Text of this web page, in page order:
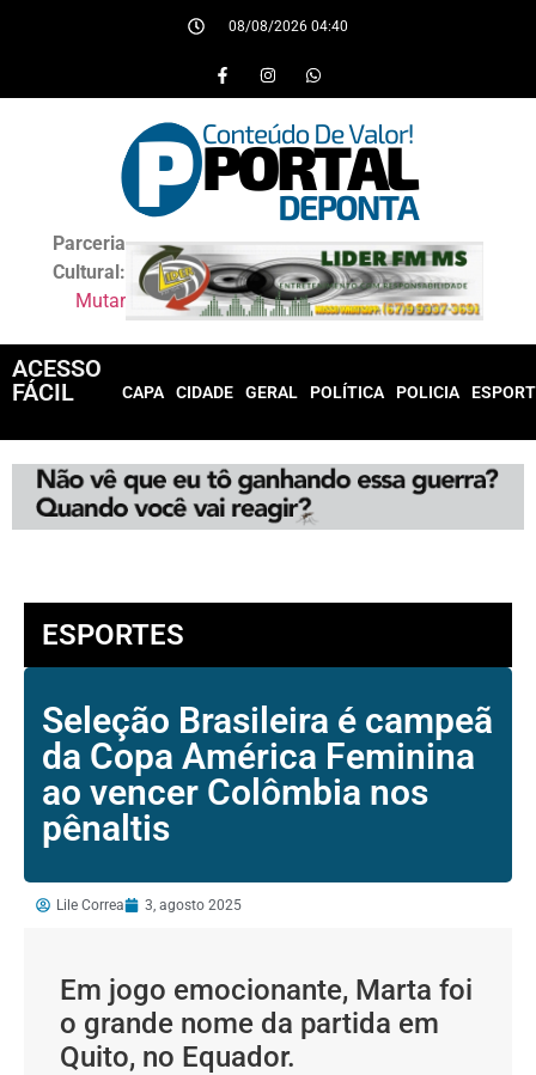
08/08/2026 04:40
Parceria
Cultural:
Mutar
ACESSO
FÁCIL
CAPA CIDADE GERAL POLÍTICA POLICIA
ESPORTES
Seleção Brasileira é campeã
da Copa América Feminina
ao vencer Colômbia nos
pênaltis
Lile Correa 3, agosto 2025
Em jogo emocionante, Marta foi
o grande nome da partida em
Quito, no Equador.